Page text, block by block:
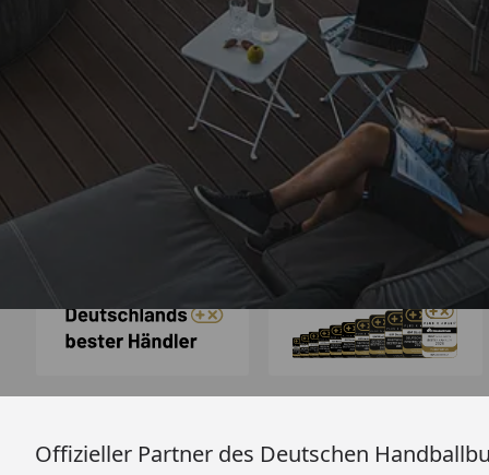
Trusted Shops
4,83/ 5
16.905 Bewertungen
„Einwandfreie
gute
Offizieller Partner des Deutschen